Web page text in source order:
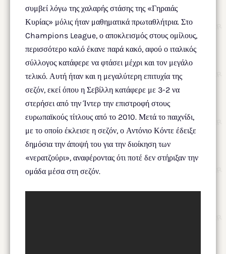
συμβεί λόγω της χαλαρής στάσης της «Γηραιάς
Κυρίας» μόλις ήταν μαθηματικά πρωταθλήτρια. Στο
Champions League, ο αποκλεισμός στους ομίλους,
περισσότερο καλό έκανε παρά κακό, αφού ο ιταλικός
σύλλογος κατάφερε να φτάσει μέχρι και τον μεγάλο
τελικό. Αυτή ήταν και η μεγαλύτερη επιτυχία της
σεζόν, εκεί όπου η Σεβίλλη κατάφερε με 3-2 να
στερήσει από την Ίντερ την επιστροφή στους
ευρωπαϊκούς τίτλους από το 2010. Μετά το παιχνίδι,
με το οποίο έκλεισε η σεζόν, ο Αντόνιο Κόντε έδειξε
δημόσια την άποψή του για την διοίκηση των
«νερατζούρι», αναφέροντας ότι ποτέ δεν στήριξαν την
ομάδα μέσα στη σεζόν.